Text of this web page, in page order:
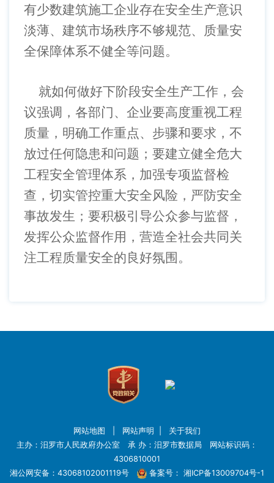
有少数建筑施工企业存在安全生产意识
淡薄、建筑市场秩序不够规范、质量安
全保障体系不健全等问题。
就如何做好下阶段安全生产工作，会
议强调，各部门、企业要高度重视工程
质量，明确工作重点、步骤和要求，不
放过任何隐患和问题；要建立健全危大
工程安全管理体系，加强专项监督检
查，切实管控重大安全风险，严防安全
事故发生；要积极引导公众参与监督，
发挥公众监督作用，营造全社会共同关
注工程质量安全的良好氛围。
网站地图 网站声明
关于我们
主办：汨罗市人民政府办公室 承 办：汨罗市数据局 网站标识码：
4306810001
湘公网安备：43068102001119号
备案号： 湘ICP备13009704号-1